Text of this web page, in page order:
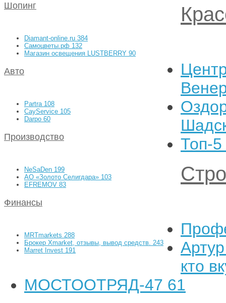
Шопинг
Diamant-online.ru 384
Самоцветы.рф 132
Магазин освещения LUSTBERRY 90
Авто
Partra 108
CayService 105
Darpo 60
Производство
NeSaDen 199
АО «Золото Селигдара» 103
EFREMOV 83
Финансы
MRTmarkets 288
Брокер Xmarket, отзывы, вывод средств. 243
Marret Invest 191
Топ-5
кто
МОСТООТРЯД-47 61